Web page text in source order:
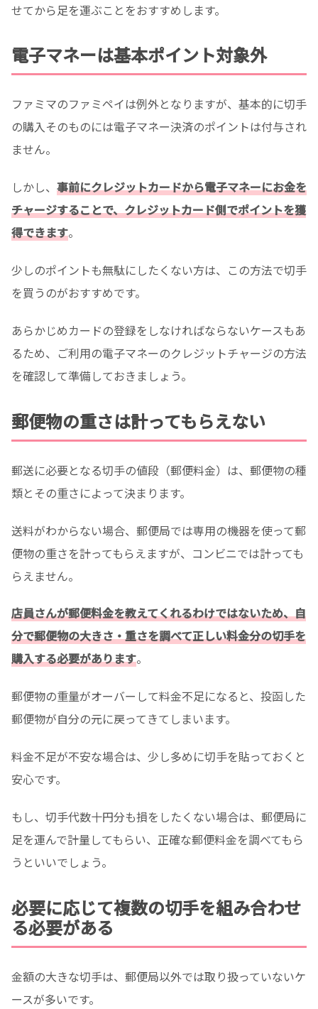
せてから足を運ぶことをおすすめします。
電子マネーは基本ポイント対象外
ファミマのファミペイは例外となりますが、基本的に切手
の購入そのものには電子マネー決済のポイントは付与され
ません。
しかし、 事前にクレジットカードから電子マネーにお金を
チャージすることで、クレジットカード側でポイントを獲
得できます。
少しのポイントも無駄にしたくない方は、この方法で切手
を買うのがおすすめです。
あらかじめカードの登録をしなければならないケースもあ
るため、ご利用の電子マネーのクレジットチャージの方法
を確認して準備しておきましょう。
郵便物の重さは計ってもらえない
郵送に必要となる切手の値段（郵便料金）は、郵便物の種
類とその重さによって決まります。
送料がわからない場合、郵便局では専用の機器を使って郵
便物の重さを計ってもらえますが、コンビニでは計っても
らえません。
店員さんが郵便料金を教えてくれるわけではないため、自
分で郵便物の大きさ・重さを調べて正しい料金分の切手を
購入する必要があります。
郵便物の重量がオーバーして料金不足になると、投函した
郵便物が自分の元に戻ってきてしまいます。
料金不足が不安な場合は、少し多めに切手を貼っておくと
安心です。
もし、切手代数十円分も損をしたくない場合は、郵便局に
足を運んで計量してもらい、正確な郵便料金を調べてもら
うといいでしょう。
必要に応じて複数の切手を組み合わせ
る必要がある
金額の大きな切手は、郵便局以外では取り扱っていないケ
ースが多いです。